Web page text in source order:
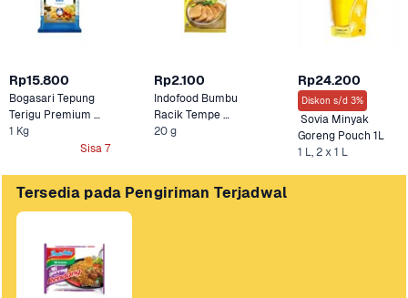
Rp15.800
Bogasari Tepung
Terigu Premium
1 Kg
Sisa 7
Rp2.100
Indofood Bumbu
Racik Tempe
20 g
Rp24.200
Diskon s/d 3%
Sovia Minyak
Goreng Pouch 1L
1 L, 2 x 1 L
Tersedia pada Pengiriman Terjadwal